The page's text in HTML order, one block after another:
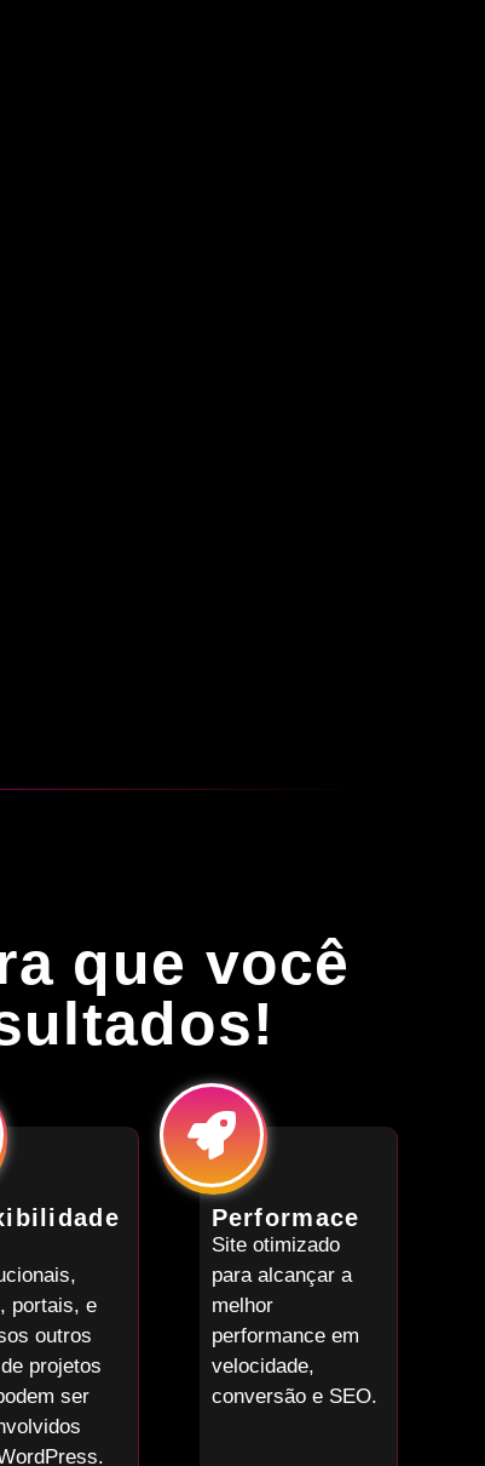
que você
portais, e
outros
projetos
ser
Performace
Site otimizado
para alcançar a
melhor
performance em
velocidade,
conversão e SEO.